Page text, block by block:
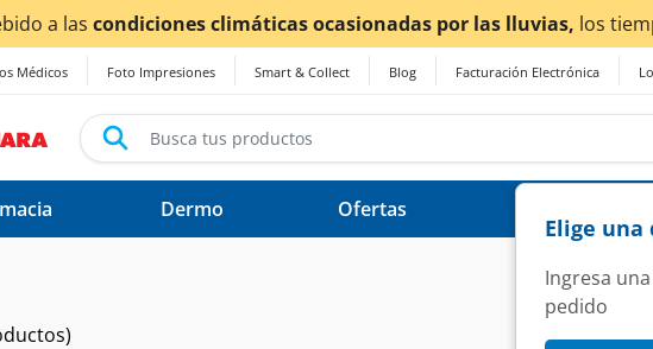
a lascondiciones climáticas ocasionadas por las lluvias,los
Médicos Foto Impresiones Smart & Collect Blog Facturación Electrónica
Elige una
Ingresa
pedido
Dermo Ofertas